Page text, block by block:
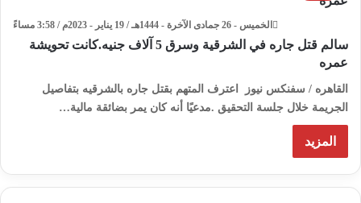
الخميس - 26 جمادى الآخرة - 1444هـ / 19 يناير - 2023م / 3:58 مساءً
سالم قتل جاره في الشرقية وسرق 5 آلاف جنيه.كانت تحويشة
عمره
القاهره / سفنكس نيوز اعترف المتهم بقتل جاره بالشرقيه بتفاصيل
الجريمة خلال جلسة التحقيق .مدعيًا أنه كان يمر بضائقة مالية…
المزيد